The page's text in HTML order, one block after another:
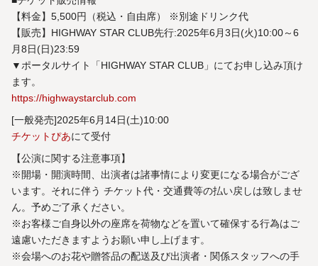
【料金】5,500円（税込・自由席） ※別途ドリンク代
【販売】HIGHWAY STAR CLUB先行:2025年6⽉3⽇(火)10:00～6
⽉8⽇(日)23:59
▼ポータルサイト「HIGHWAY STAR CLUB」にてお申し込み頂け
ます。
https://highwaystarclub.com
[一般発売]2025年6⽉14⽇(土)10:00
チケットぴあにて受付
【公演に関する注意事項】
※開場・開演時間、出演者は諸事情により変更になる場合がござ
います。それに伴う チケット代・交通費等の払い戻しは致しませ
ん。予めご了承ください。
※お客様ご自身以外の座席を荷物などを置いて確保する行為はご
遠慮いただきますようお願い申し上げます。
※会場へのお花や贈答品の配送及び出演者・関係スタッフへの手